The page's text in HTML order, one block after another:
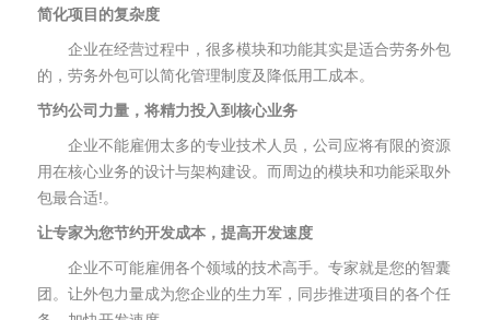
简化项目的复杂度
企业在经营过程中，很多模块和功能其实是适合劳务外包
的，劳务外包可以简化管理制度及降低用工成本。
节约公司力量，将精力投入到核心业务
企业不能雇佣太多的专业技术人员，公司应将有限的资源
用在核心业务的设计与架构建设。而周边的模块和功能采取外
包最合适!。
让专家为您节约开发成本，提高开发速度
企业不可能雇佣各个领域的技术高手。专家就是您的智囊
团。让外包力量成为您企业的生力军，同步推进项目的各个任